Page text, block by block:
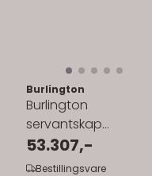
Burlington
Burlington
servantskap
130x55cm med
benkeplate/underlimt
53.307,-
Bestillingsvare